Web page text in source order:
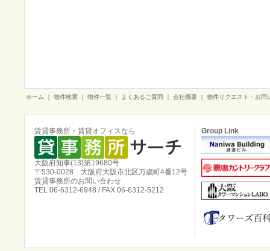
ホーム 物件検索 物件一覧 よくあるご質問 会社概要 物件リクエスト・お問
賃貸事務所・賃貸オフィスなら
大阪府知事(13)第19680号
〒530-0028 大阪府大阪市北区万歳町4番12号
賃貸事務所のお問い合わせ
TEL 06-6312-6948 / FAX 06-6312-5212
Group Link